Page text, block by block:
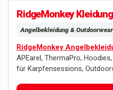
RidgeMonkey Kleidung
Angelbekleidung & Outdoorwear
RidgeMonkey
APEarel, ThermaPro,
für Karpfensessions,